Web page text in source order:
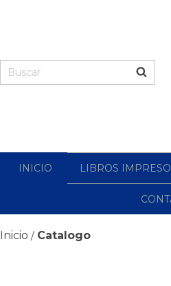
INICIO LIBROS
Inicio / Catalogo